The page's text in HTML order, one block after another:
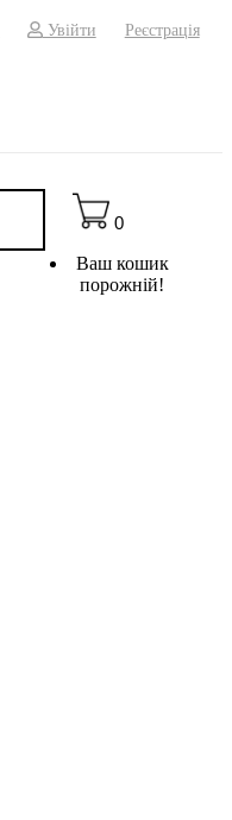
Увійти Реєстрація
0
Ваш кошик
порожній!